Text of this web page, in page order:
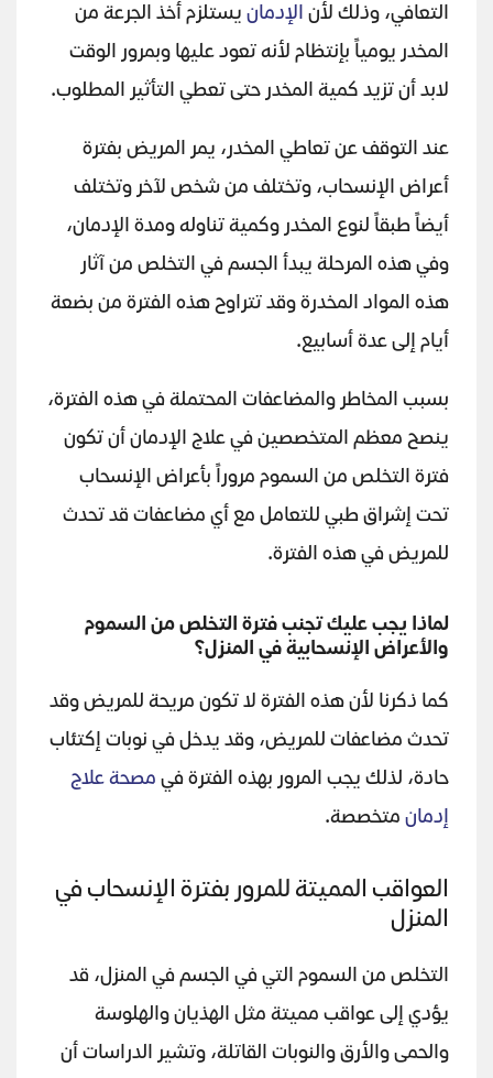
التعافي، وذلك لأن الإدمان يستلزم أخذ الجرعة من
المخدر يومياً بإنتظام لأنه تعود عليها وبمرور الوقت
لابد أن تزيد كمية المخدر حتى تعطي التأثير المطلوب.
عند التوقف عن تعاطي المخدر، يمر المريض بفترة
أعراض الإنسحاب، وتختلف من شخص لآخر وتختلف
أيضاً طبقاً لنوع المخدر وكمية تناوله ومدة الإدمان،
وفي هذه المرحلة يبدأ الجسم في التخلص من آثار
هذه المواد المخدرة وقد تتراوح هذه الفترة من بضعة
أيام إلى عدة أسابيع.
بسبب المخاطر والمضاعفات المحتملة في هذه الفترة،
ينصح معظم المتخصصين في علاج الإدمان أن تكون
فترة التخلص من السموم مروراً بأعراض الإنسحاب
تحت إشراق طبي للتعامل مع أي مضاعفات قد تحدث
للمريض في هذه الفترة.
لماذا يجب عليك تجنب فترة التخلص من السموم
والأعراض الإنسحابية في المنزل؟
كما ذكرنا لأن هذه الفترة لا تكون مريحة للمريض وقد
تحدث مضاعفات للمريض، وقد يدخل في نوبات إكتئاب
حادة، لذلك يجب المرور بهذه الفترة في مصحة علاج
إدمان متخصصة.
العواقب المميتة للمرور بفترة الإنسحاب في
المنزل
التخلص من السموم التي في الجسم في المنزل، قد
يؤدي إلى عواقب مميتة مثل الهذيان والهلوسة
والحمى والأرق والنوبات القاتلة، وتشير الدراسات أن